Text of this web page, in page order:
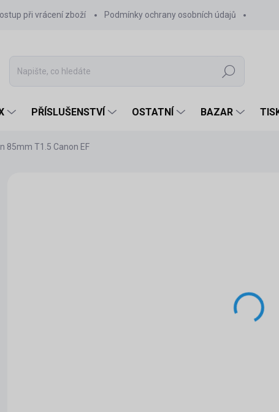
při vrácení zboží Podmínky ochrany osobních údajů
Hledat
PŘÍSLUŠENSTVÍ OSTATNÍ BAZAR
85mm T1.5 Canon EF